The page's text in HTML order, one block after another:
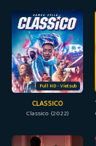
Full HD - Vietsub
CLASSICO
Classico (2022)